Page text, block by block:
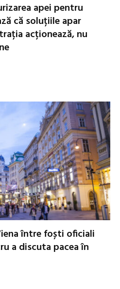
apei pentru
că soluțiile apar
acționează, nu
între foști oficiali
a discuta pacea în